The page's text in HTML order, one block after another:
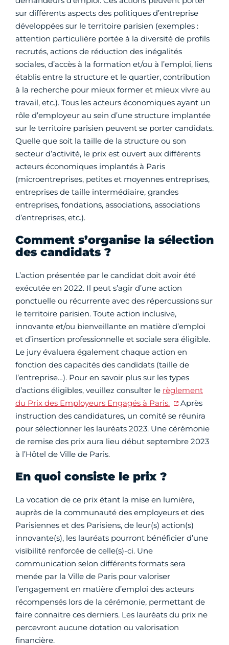
sur différents aspects des politiques d’entreprise
développées sur le territoire parisien (exemples :
attention particulière portée à la diversité de profils
recrutés, actions de réduction des inégalités
sociales, d’accès à la formation et/ou à l’emploi, liens
établis entre la structure et le quartier, contribution
à la recherche pour mieux former et mieux vivre au
travail, etc.). Tous les acteurs économiques ayant un
rôle d’employeur au sein d’une structure implantée
sur le territoire parisien peuvent se porter candidats.
Quelle que soit la taille de la structure ou son
secteur d’activité, le prix est ouvert aux différents
acteurs économiques implantés à Paris
(microentreprises, petites et moyennes entreprises,
entreprises de taille intermédiaire, grandes
entreprises, fondations, associations, associations
d’entreprises, etc.).
Comment s’organise la sélection
des candidats ?
L’action présentée par le candidat doit avoir été
exécutée en 2022. Il peut s’agir d’une action
ponctuelle ou récurrente avec des répercussions sur
le territoire parisien. Toute action inclusive,
innovante et/ou bienveillante en matière d’emploi
et d’insertion professionnelle et sociale sera éligible.
Le jury évaluera également chaque action en
fonction des capacités des candidats (taille de
l’entreprise…). Pour en savoir plus sur les types
d’actions éligibles, veuillez consulter le règlement
du Prix des Employeurs Engagés à Paris.
Après
instruction des candidatures, un comité se réunira
pour sélectionner les lauréats 2023. Une cérémonie
de remise des prix aura lieu début septembre 2023
à l’Hôtel de Ville de Paris.
En quoi consiste le prix ?
La vocation de ce prix étant la mise en lumière,
auprès de la communauté des employeurs et des
Parisiennes et des Parisiens, de leur(s) action(s)
innovante(s), les lauréats pourront bénéficier d’une
visibilité renforcée de celle(s)-ci. Une
communication selon différents formats sera
menée par la Ville de Paris pour valoriser
l’engagement en matière d’emploi des acteurs
récompensés lors de la cérémonie, permettant de
faire connaitre ces derniers. Les lauréats du prix ne
percevront aucune dotation ou valorisation
financière.